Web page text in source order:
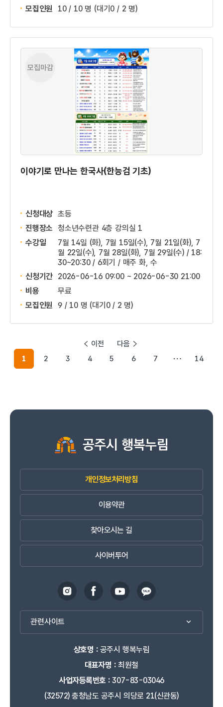
모집인원
10 / 10 명 (대기0 / 2 명)
모집마감
이야기로 만나는 한국사(한능검 기초)
신청대상 초등
진행장소 청소년수련관 4층 강의실 1
수강일
7월 14일 (화), 7월 15일(수), 7월 21일(화), 7
월 22일(수), 7월 28일(화), 7월 29일(수) / 18:
30~20:30 / 6회기 / 매주 화, 수
신청기간 2026-06-16 09:00 ~ 2026-06-30 21:00
비용
무료
모집인원
9 / 10 명 (대기0 / 2 명)
이전
1
2 3 4 5 6 7 14
다음
개인정보처리방침
이용약관
찾아오시는 길
사이버투어
관련사이트
상호명 :공주시 행복누림
대표자명 :최원철
사업자등록번호 :307-83-03046
(32572) 충청남도 공주시 의당로 21(신관동)